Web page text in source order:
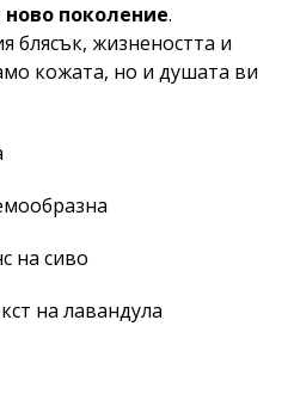
поколение.
блясък, жизнеността и
кожата, но и душата ви
на сиво
на лавандула